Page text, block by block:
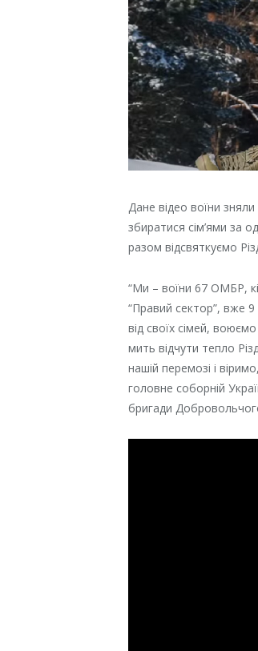
Дане відео воїни
збиратися сім’ями за
разом відсвяткуємо
“Ми – воїни 67 ОМБР,
“Правий сектор”, вже 9
від своїх сімей,
мить відчути тепло
нашій перемозі і
головне соборній
бригади